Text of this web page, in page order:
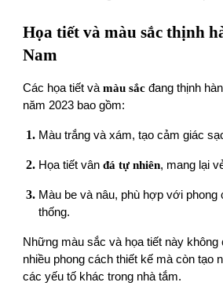
Họa tiết và màu sắc thịnh
Nam
Các họa tiết vàmàu sắc đang thịnh
năm 2023 bao gồm:
Màu trắng và xám, tạo cảm giác
Họa tiết vânđá tự nhiên, mang lại
Màu be và nâu, phù hợp với phong
thống.
Những màu sắc và họa tiết này
nhiều phong cách thiết kế mà còn tạo
các yếu tố khác trong nhà tắm.